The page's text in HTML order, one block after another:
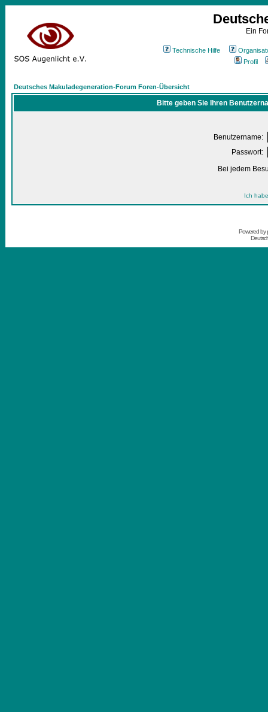
Ein
Technische Hilfe
Profil
Deutsches Makuladegeneration-Forum Foren-Übersicht
Bitte geben Sie Ihren
Benutzername:
Passwort:
Bei jedem
Ich
Powered by